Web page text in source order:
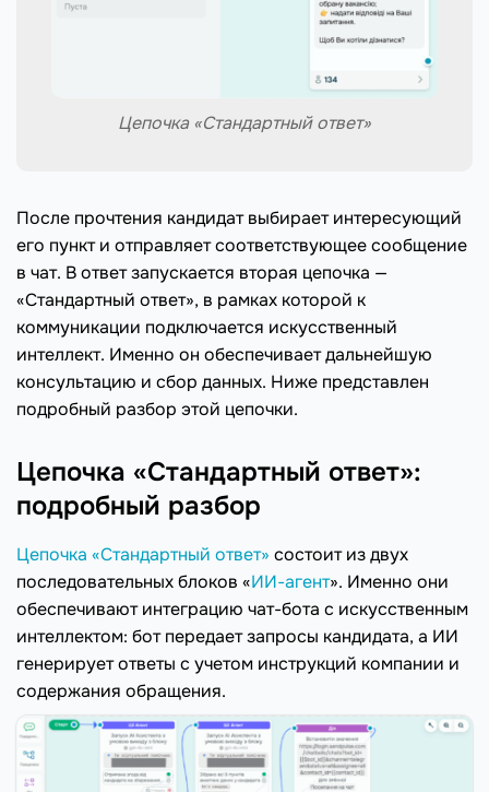
Цепочка «Стандартный ответ»
После прочтения кандидат выбирает интересующий
его пункт и отправляет соответствующее сообщение
в чат. В ответ запускается вторая цепочка —
«Стандартный ответ», в рамках которой к
коммуникации подключается искусственный
интеллект. Именно он обеспечивает дальнейшую
консультацию и сбор данных. Ниже представлен
подробный разбор этой цепочки.
Цепочка «Стандартный ответ»:
подробный разбор
Цепочка «Стандартный ответ» состоит из двух
последовательных блоков «ИИ-агент». Именно они
обеспечивают интеграцию чат-бота с искусственным
интеллектом: бот передает запросы кандидата, а ИИ
генерирует ответы с учетом инструкций компании и
содержания обращения.